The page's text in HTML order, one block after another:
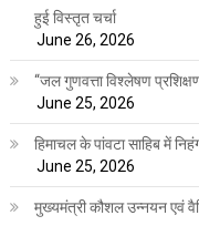
हुई विस्तृत चर्चा
June 26, 2026
“जल गुणवत्ता विश्लेषण
June 25, 2026
हिमाचल के पांवटा साहिब में
June 25, 2026
मुख्यमंत्री कौशल उन्नयन एवं